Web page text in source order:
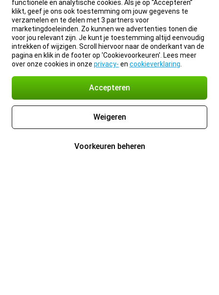
functionele en analytische cookies. Als je op “Accepteren”
klikt, geef je ons ook toestemming om jouw gegevens te
verzamelen en te delen met 3 partners voor
marketingdoeleinden. Zo kunnen we advertenties tonen die
voor jou relevant zijn. Je kunt je toestemming altijd eenvoudig
intrekken of wijzigen. Scroll hiervoor naar de onderkant van de
pagina en klik in de footer op 'Cookievoorkeuren'. Lees meer
over onze cookies in onze privacy- en cookieverklaring
Accepteren
Weigeren
Voorkeuren beheren